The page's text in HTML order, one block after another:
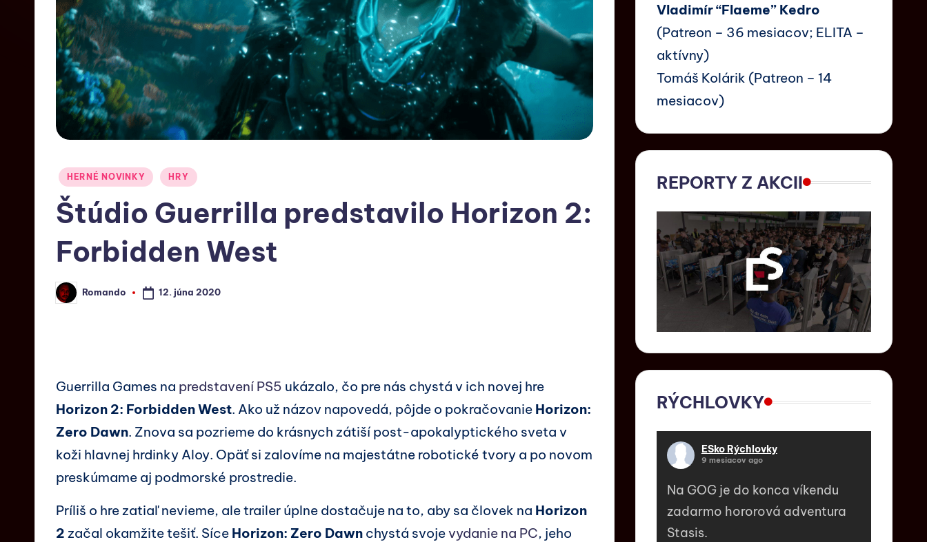
HERNÉ NOVINKY HRY
Štúdio Guerrilla predstavilo Horizon 2:
Forbidden West
Romando 12. júna 2020
Guerrilla Games na predstavení PS5 ukázalo, čo pre nás chystá v ich novej hre
Horizon 2: Forbidden West. Ako už názov napovedá, pôjde o pokračovanie Horizon:
Zero Dawn. Znova sa pozrieme do krásnych zátiší post-apokalyptického sveta v
koži hlavnej hrdinky Aloy. Opäť si zalovíme na majestátne robotické tvory a po novom
preskúmame aj podmorské prostredie.
Príliš o hre zatiaľ nevieme, ale trailer úplne dostačuje na to, aby sa človek na Horizon
2 začal okamžite tešiť. Síce Horizon: Zero Dawn chystá svojevydanie na PC, jeho
Vladimír “Flaeme” Kedro
(Patreon – 36 mesiacov; ELITA –
aktívny)
Tomáš Kolárik (Patreon – 14
mesiacov)
REPORTY Z AKCII
RÝCHLOVKY
ESko Rýchlovky
9 mesiacov ago
Na GOG je do konca víkendu
zadarmo hororová adventura
Stasis.